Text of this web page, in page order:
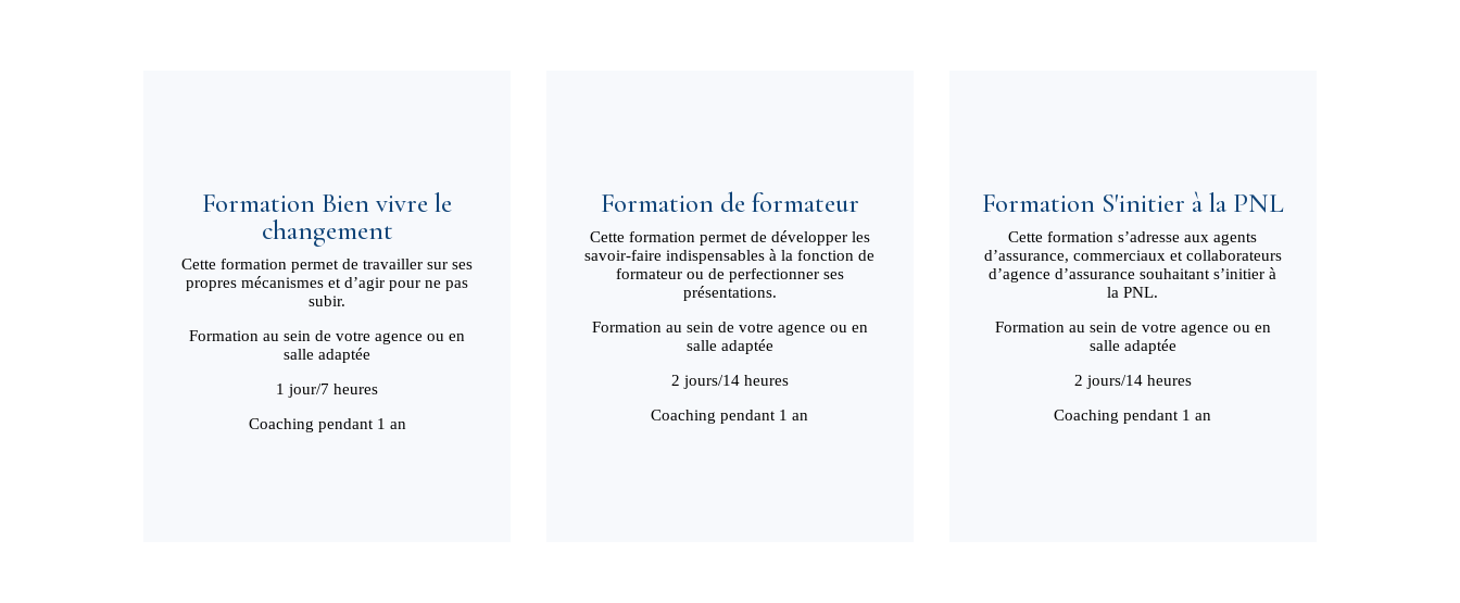
Formation Bien vivre le
changement
Cette formation permet de travailler sur ses
propres mécanismes et d’agir pour ne pas
subir.
Formation au sein de votre agence ou en
salle adaptée
1 jour/7 heures
Coaching pendant 1 an
Formation de formateur
Cette formation permet de développer les
savoir-faire indispensables à la fonction de
formateur ou de perfectionner ses
présentations.
Formation au sein de votre agence ou en
salle adaptée
2 jours/14 heures
Coaching pendant 1 an
Formation S'initier à la PNL
Cette formation s’adresse aux agents
d’assurance, commerciaux et collaborateurs
d’agence d’assurance souhaitant s’initier à
la PNL.
Formation au sein de votre agence ou en
salle adaptée
2 jours/14 heures
Coaching pendant 1 an